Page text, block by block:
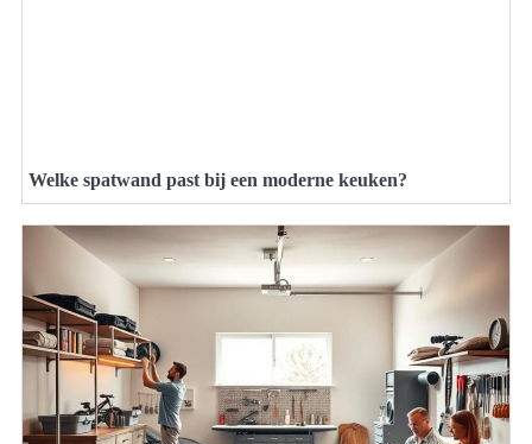
Welke spatwand past bij een moderne keuken?